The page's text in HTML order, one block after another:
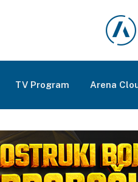
TV Program Arena